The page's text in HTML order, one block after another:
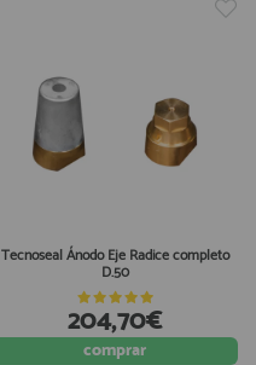
Tecnoseal Ánodo Eje Radice completo
D.50
204,70€
comprar